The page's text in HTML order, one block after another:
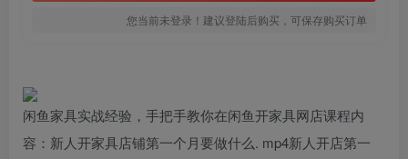
您当前未登录！建议登陆后购买，可保存购买订单
闲鱼家具实战经验，手把手教你在闲鱼开家具网店课程内
容：新人开家具店铺第一个月要做什么. mp4新人开店第一